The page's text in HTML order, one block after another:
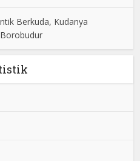
Berkuda, Kudanya